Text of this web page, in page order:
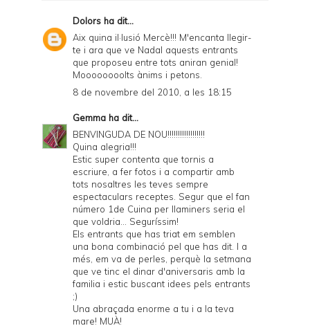
Dolors ha dit...
Aix quina il·lusió Mercè!!! M'encanta llegir-
te i ara que ve Nadal aquests entrants
que proposeu entre tots aniran genial!
Moooooooolts ànims i petons.
8 de novembre del 2010, a les 18:15
Gemma ha dit...
BENVINGUDA DE NOU!!!!!!!!!!!!!!!!!!
Quina alegria!!!
Estic super contenta que tornis a
escriure, a fer fotos i a compartir amb
tots nosaltres les teves sempre
espectaculars receptes. Segur que el fan
número 1de Cuina per llaminers seria el
que voldria... Seguríssim!
Els entrants que has triat em semblen
una bona combinació pel que has dit. I a
més, em va de perles, perquè la setmana
que ve tinc el dinar d'aniversaris amb la
familia i estic buscant idees pels entrants
;)
Una abraçada enorme a tu i a la teva
mare! MUÀ!